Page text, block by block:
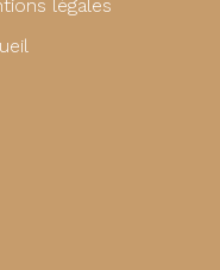
légales